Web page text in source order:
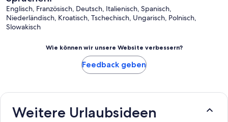
Englisch, Französisch, Deutsch, Italienisch, Spanisch,
Niederländisch, Kroatisch, Tschechisch, Ungarisch, Polnisch,
Slowakisch
Wie können wir unsere Website verbessern?
Feedback geben
Weitere Urlaubsideen